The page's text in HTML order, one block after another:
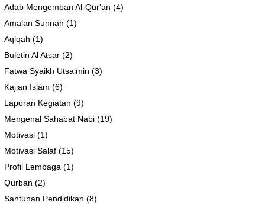
Adab Mengemban Al-Qur'an (4)
Amalan Sunnah (1)
Aqiqah (1)
Buletin Al Atsar (2)
Fatwa Syaikh Utsaimin (3)
Kajian Islam (6)
Laporan Kegiatan (9)
Mengenal Sahabat Nabi (19)
Motivasi (1)
Motivasi Salaf (15)
Profil Lembaga (1)
Qurban (2)
Santunan Pendidikan (8)